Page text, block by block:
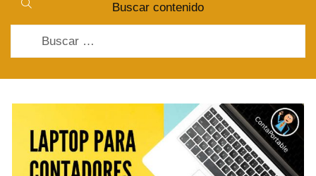
Buscar contenido